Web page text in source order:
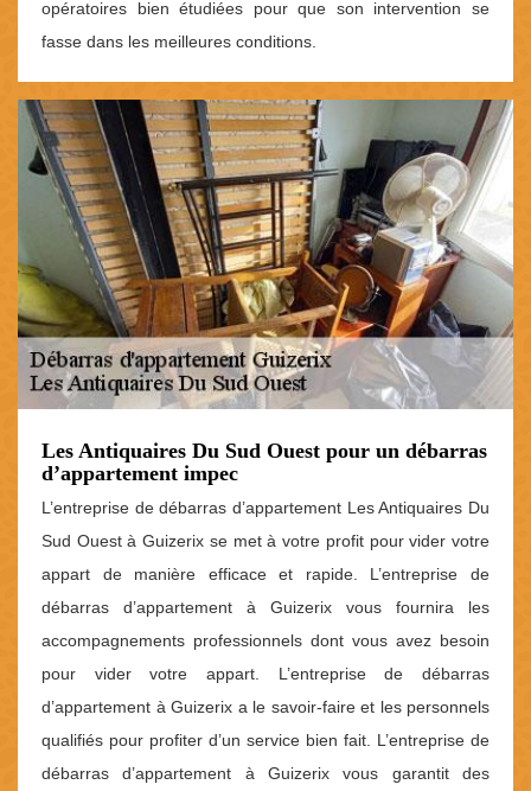
opératoires bien étudiées pour que son intervention se
fasse dans les meilleures conditions.
Les Antiquaires Du Sud Ouest pour un débarras
d’appartement impec
L’entreprise de débarras d’appartement Les Antiquaires Du
Sud Ouest à Guizerix se met à votre profit pour vider votre
appart de manière efficace et rapide. L’entreprise de
débarras d’appartement à Guizerix vous fournira les
accompagnements professionnels dont vous avez besoin
pour vider votre appart. L’entreprise de débarras
d’appartement à Guizerix a le savoir-faire et les personnels
qualifiés pour profiter d’un service bien fait. L’entreprise de
débarras d’appartement à Guizerix vous garantit des